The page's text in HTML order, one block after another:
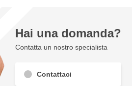
Hai una domanda?
Contatta un nostro specialista
Contattaci